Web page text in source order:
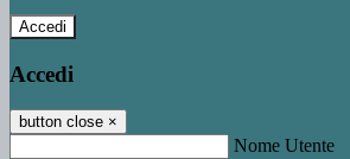
Accedi
Accedi
button close ×
Nome Utente